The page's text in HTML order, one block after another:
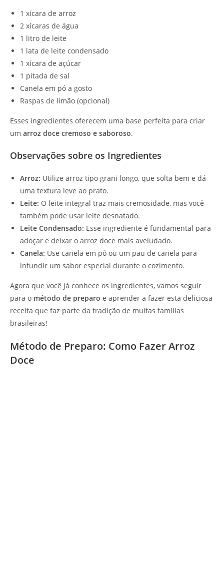
1 xícara de arroz
2 xícaras de água
1 litro de leite
1 lata de leite condensado
1 xícara de açúcar
1 pitada de sal
Canela em pó a gosto
Raspas de limão (opcional)
Esses ingredientes oferecem uma base perfeita para criar
um arroz doce cremoso e saboroso.
Observações sobre os Ingredientes
Arroz: Utilize arroz tipo grani longo, que solta bem e dá
uma textura leve ao prato.
Leite: O leite integral traz mais cremosidade, mas você
também pode usar leite desnatado.
Leite Condensado: Esse ingrediente é fundamental para
adoçar e deixar o arroz doce mais aveludado.
Canela: Use canela em pó ou um pau de canela para
infundir um sabor especial durante o cozimento.
Agora que você já conhece os ingredientes, vamos seguir
para o método de preparo e aprender a fazer esta deliciosa
receita que faz parte da tradição de muitas famílias
brasileiras!
Método de Preparo: Como Fazer Arroz
Doce